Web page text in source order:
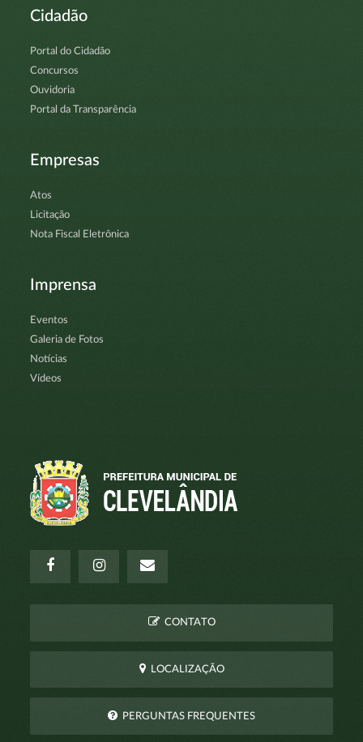
Cidadão
Portal do Cidadão
Concursos
Ouvidoria
Portal da Transparência
Empresas
Atos
Licitação
Nota Fiscal Eletrônica
Imprensa
Eventos
Galeria de Fotos
Notícias
Vídeos
CONTATO
LOCALIZAÇÃO
PERGUNTAS FREQUENTES